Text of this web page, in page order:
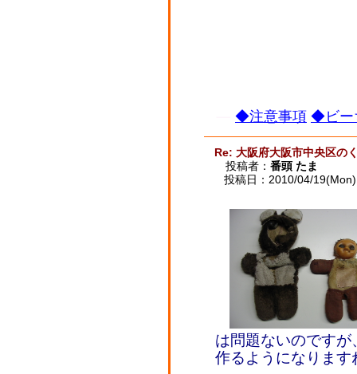
◆注意事項 ◆ビー
Re: 大阪府大阪市中央区の
投稿者： 番頭 たま
投稿日：2010/04/
は問題ないのです
作るようになります